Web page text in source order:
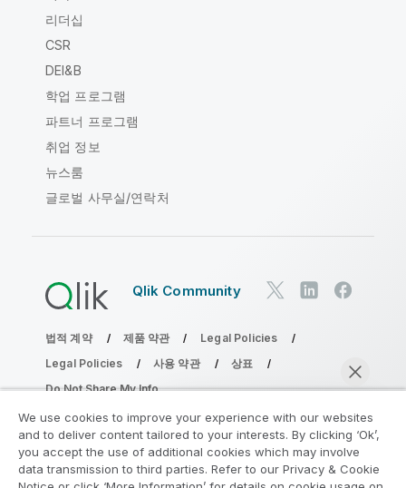
리더십
CSR
DEI&B
학업 프로그램
파트너 프로그램
취업 정보
뉴스룸
글로벌 사무실/연락처
Qlik Community
법적 계약 제품 약관
Legal Policies
Legal Policies
사용 약관
상표
Do Not Share My Info
Copyright © 1993-2026 QlikTech International AB. 무단 전재
및 복제를 금합니다.
We use cookies to improve your experience with our websites
and to deliver content tailored to your interests. By clicking ‘Ok’,
you accept the use of additional cookies which may involve
data transmission to third parties. Refer to our Privacy & Cookie